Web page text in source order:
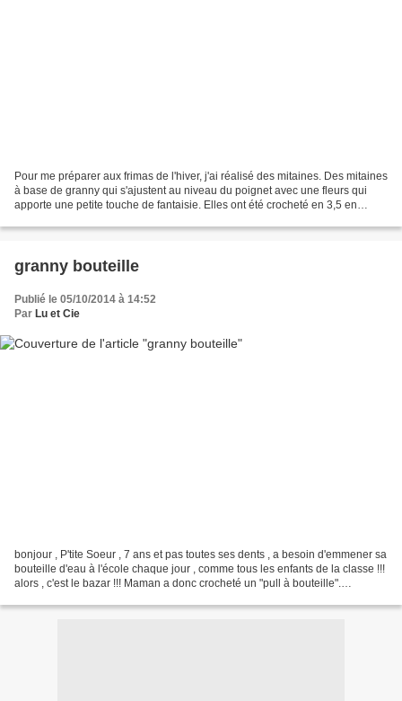
Pour me préparer aux frimas de l'hiver, j'ai réalisé des mitaines. Des mitaines
à base de granny qui s'ajustent au niveau du poignet avec une fleurs qui
apporte une petite touche de fantaisie. Elles ont été crocheté en 3,5 en
granny bouteille
Publié le 05/10/2014 à 14:52
Par Lu et Cie
bonjour , P'tite Soeur , 7 ans et pas toutes ses dents , a besoin d'emmener sa
bouteille d'eau à l'école chaque jour , comme tous les enfants de la classe !!!
alors , c'est le bazar !!! Maman a donc crocheté un "pull à bouteille".